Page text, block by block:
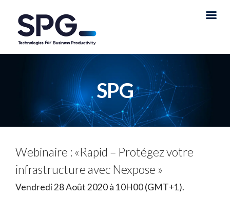
SPG
Webinaire : «Rapid – Protégez votre
infrastructure avec Nexpose »
Vendredi 28 Août 2020 à 10H00 (GMT+1).